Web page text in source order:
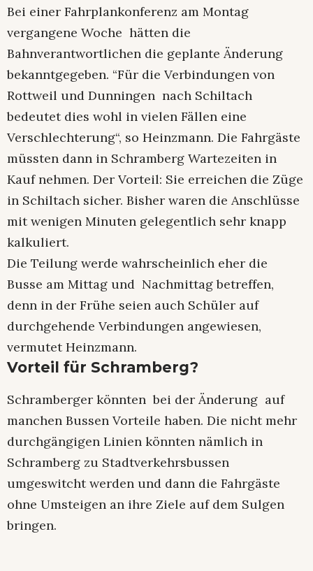
Bei einer Fahrplankonferenz am Montag
vergangene Woche hätten die
Bahnverantwortlichen die geplante Änderung
bekanntgegeben. “Für die Verbindungen von
Rottweil und Dunningen nach Schiltach
bedeutet dies wohl in vielen Fällen eine
Verschlechterung“, so Heinzmann. Die Fahrgäste
müssten dann in Schramberg Wartezeiten in
Kauf nehmen. Der Vorteil: Sie erreichen die Züge
in Schiltach sicher. Bisher waren die Anschlüsse
mit wenigen Minuten gelegentlich sehr knapp
kalkuliert.
Die Teilung werde wahrscheinlich eher die
Busse am Mittag und Nachmittag betreffen,
denn in der Frühe seien auch Schüler auf
durchgehende Verbindungen angewiesen,
vermutet Heinzmann.
Vorteil für Schramberg?
Schramberger könnten bei der Änderung auf
manchen Bussen Vorteile haben. Die nicht mehr
durchgängigen Linien könnten nämlich in
Schramberg zu Stadtverkehrsbussen
umgeswitcht werden und dann die Fahrgäste
ohne Umsteigen an ihre Ziele auf dem Sulgen
bringen.